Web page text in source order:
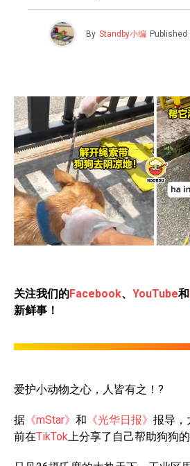
By Standby小编 Published
关注我们的Facebook、 YouTube和
新鲜事！
爱护小动物之心，人皆有之！?
据 《mStar》 和 《光华日报》 报导，
前在TikTok 上分享了自己帮助狗狗